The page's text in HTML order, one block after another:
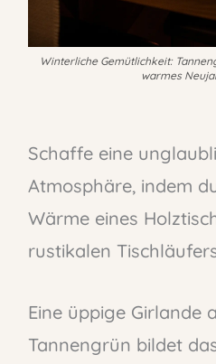
Winterliche Gemütlichkeit:
warmes
Schaffe eine
Atmosphäre, indem
Wärme eines
rustikalen
Eine üppige Girlande
Tannengrün bildet